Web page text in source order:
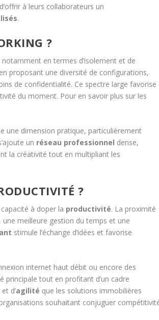
à leurs collaborateurs un
.
?
en termes d’isolement et de
proposant une diversité de configurations,
de confidentialité. Ce spectre large favorise
du moment. Pour en savoir plus sur les
une dimension pratique, particulièrement
un réseau professionnel dense,
la créativité tout en multipliant les
?
à doper la productivité. La proximité
meilleure gestion du temps et une
stimule l’échange d’idées et favorise
internet haut débit ou encore des
tout en profitant d’un cadre
et d’agilité que les solutions immobilières
souhaitant conjuguer